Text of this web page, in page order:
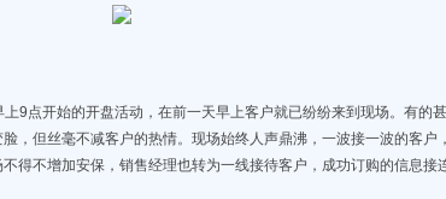
9点开始的开盘活动，在前一天早上客户就已纷纷来到现场。有的
，但丝毫不减客户的热情。现场始终人声鼎沸，一波接一波的客户
得不增加安保，销售经理也转为一线接待客户，成功订购的信息接